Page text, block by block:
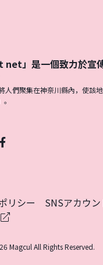
net」是一個致力於宣
人們聚集在神奈川縣內，使該
Facebook
リシー
SNSアカウ
Magcul All Rights Reserved.